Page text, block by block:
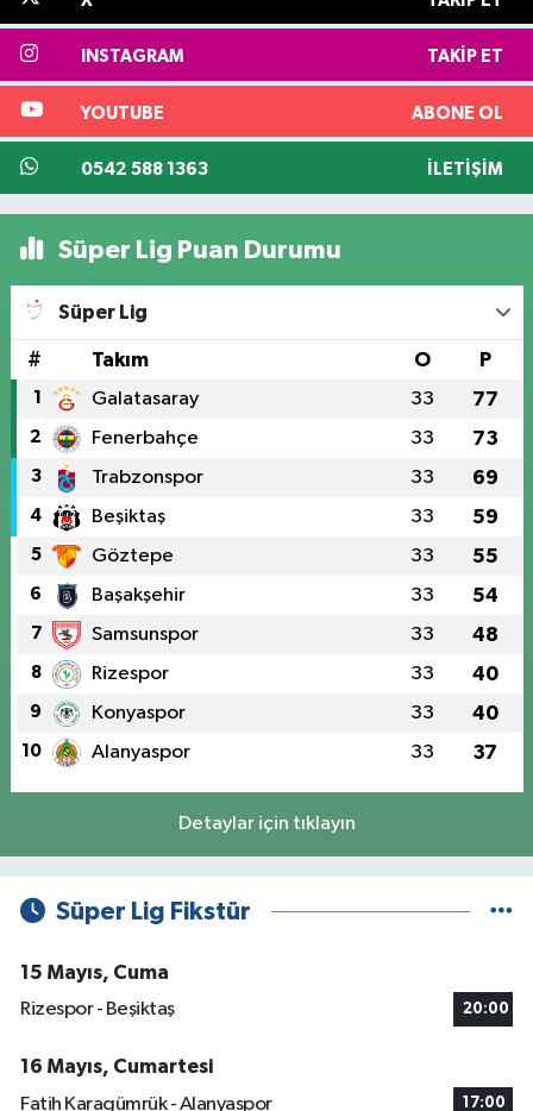
INSTAGRAM TAKIP ET
YOUTUBE ABONE OL
0542 588 1363 İLETIŞIM
Süper Lig Puan Durumu
Süper Lig
# Takım O P
1 Galatasaray 33 77
2 Fenerbahçe 33 73
3 Trabzonspor 33 69
4 Beşiktaş 33 59
5 Göztepe 33 55
6 Başakşehir 33 54
7 Samsunspor 33 48
8 Rizespor 33 40
9 Konyaspor 33 40
10 Alanyaspor 33 37
Detaylar için tıklayın
Süper Lig Fikstür
15 Mayıs, Cuma
Rizespor - Beşiktaş
20:00
16 Mayıs, Cumartesi
Fatih Karagümrük - Alanyaspor
17:00